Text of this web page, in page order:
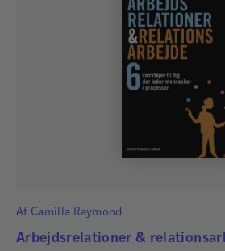
Af Camilla Raymond
Arbejdsrelationer &